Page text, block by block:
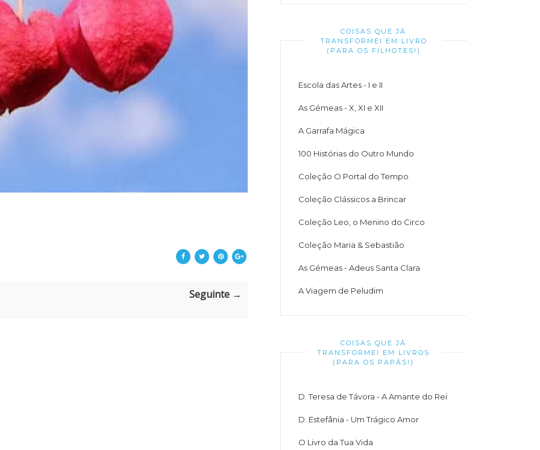
Seguinte →
COISAS QUE JÁ
TRANSFORMEI EM LIVRO
(PARA OS FILHOTES!)
Escola das Artes - I e II
As Gémeas - X, XI e XII
A Garrafa Mágica
100 Histórias do Outro Mundo
Coleção O Portal do Tempo
Coleção Clássicos a Brincar
Coleção Leo, o Menino do Circo
Coleção Maria & Sebastião
As Gémeas - Adeus Santa Clara
A Viagem de Peludim
COISAS QUE JÁ
TRANSFORMEI EM LIVROS
(PARA OS PAPÁS!)
D. Teresa de Távora - A Amante do Rei
D. Estefânia - Um Trágico Amor
O Livro da Tua Vida